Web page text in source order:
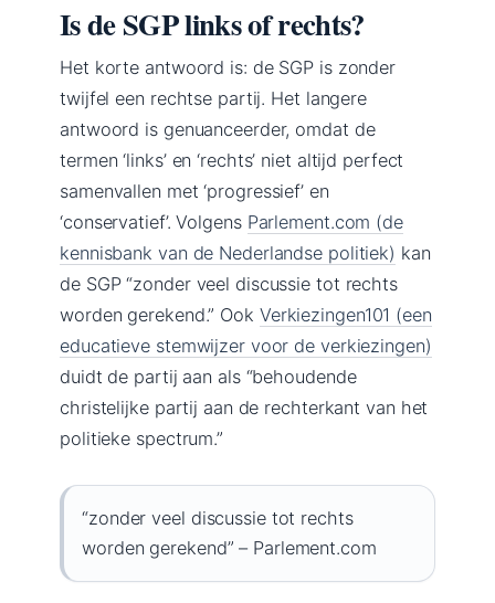
Is de SGP links of rechts?
Het korte antwoord is: de SGP is zonder
twijfel een rechtse partij. Het langere
antwoord is genuanceerder, omdat de
termen ‘links’ en ‘rechts’ niet altijd perfect
samenvallen met ‘progressief’ en
‘conservatief’. Volgens Parlement.com (de
kennisbank van de Nederlandse politiek) kan
de SGP “zonder veel discussie tot rechts
worden gerekend.” Ook Verkiezingen101 (een
educatieve stemwijzer voor de verkiezingen)
duidt de partij aan als “behoudende
christelijke partij aan de rechterkant van het
politieke spectrum.”
“zonder veel discussie tot rechts
worden gerekend” – Parlement.com